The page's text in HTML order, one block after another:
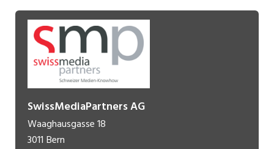
SwissMediaPartners AG
Waaghausgasse 18
3011 Bern